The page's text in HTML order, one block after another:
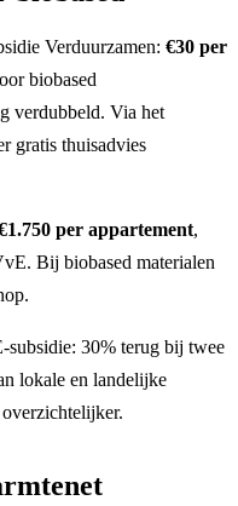
Verduurzamen: €30 per
biobased
verdubbeld. Via het
gratis thuisadvies
per appartement,
Bij biobased materialen
30% terug bij twee
lokale en landelijke